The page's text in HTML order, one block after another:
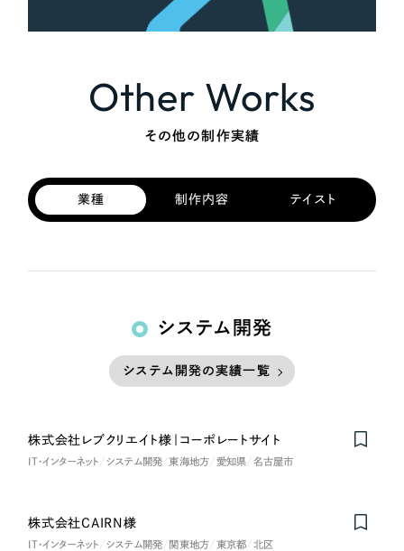
Other Works
その他の制作実績
業種 制作内容 テイスト
システム開発
システム開発の実績一覧
株式会社レブクリエイト様｜コーポレートサイト
IT・インターネット システム開発 東海地方 愛知県 名古屋市
株式会社CAIRN様
IT・インターネット システム開発 関東地方 東京都 北区